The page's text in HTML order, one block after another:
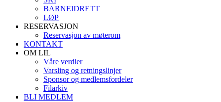
BARNEIDRETT
LØP
RESERVASJON
Reservasjon av møterom
KONTAKT
OM LIL
Våre verdier
Varsling og retningslinjer
Sponsor og medlemsfordeler
Filarkiv
BLI MEDLEM